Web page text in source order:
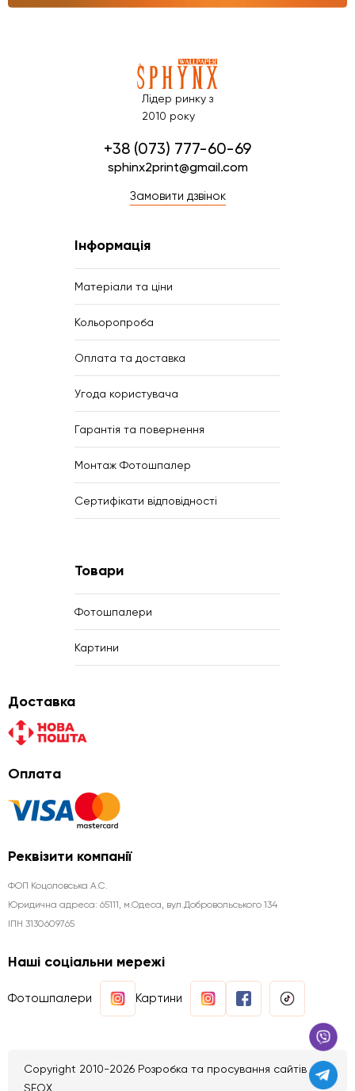
Лідер ринку з
2010 року
+38 (073) 777-60-69
sphinx2print@gmail.com
Замовити дзвінок
Інформація
Матеріали та ціни
Кольоропроба
Оплата та доставка
Угода користувача
Гарантія та повернення
Монтаж Фотошпалер
Сертифікати відповідності
Товари
Фотошпалери
Картини
Доставка
Оплата
Реквізити компанії
ФОП Коцоловська А.С.
Юридична aдреса: 65111, м.Одеса, вул.Добровольського 134
ІПН 3130609765
Наші соціальни мережі
Фотошпалери Картини
Copyright 2010-2026 Розробка та просування сайтів
SEOX